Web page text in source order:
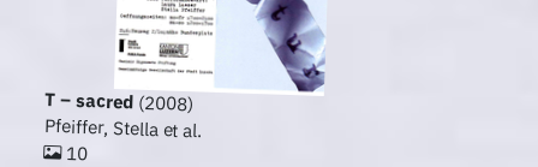
T – sacred (2008)
Pfeiffer, Stella et al.
10